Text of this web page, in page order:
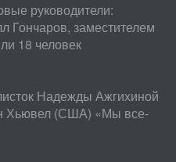
руководители:
Гончаров, заместителем
18 человек
Надежды Ажгихиной
Хьювел (США) «Мы все-